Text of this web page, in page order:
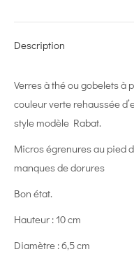
Description
Verres à thé ou gobelets à
couleur verte rehaussée
style modèle Rabat.
Micros égrenures au pied
manques de dorures
Bon état.
Hauteur : 10 cm
Diamètre : 6,5 cm